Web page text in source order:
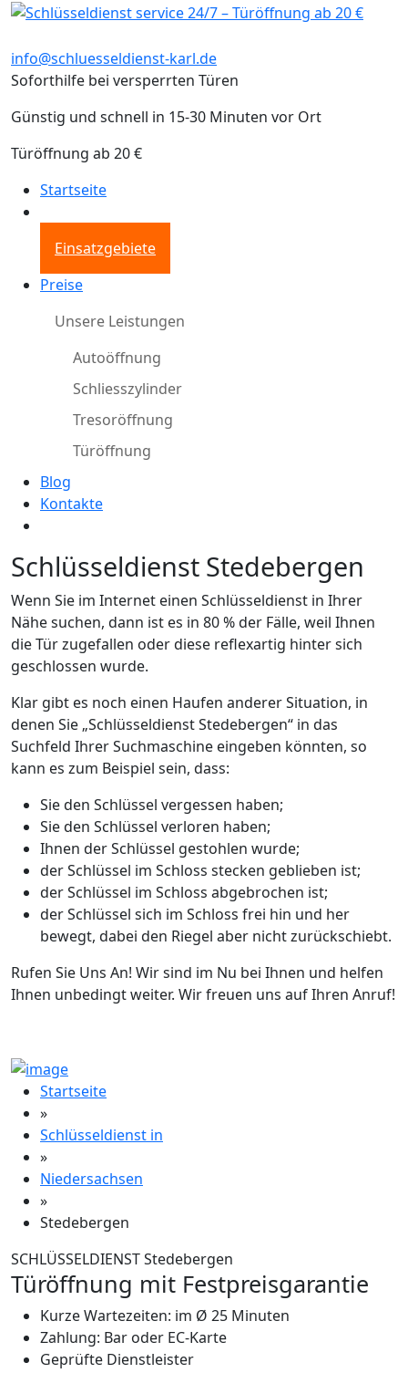
info@schluesseldienst-karl.de
Soforthilfe bei versperrten Türen
Günstig und schnell in 15-30 Minuten vor Ort
Türöffnung ab 20 €
Startseite
Einsatzgebiete
Preise
Unsere Leistungen
Autoöffnung
Schliesszylinder
Tresoröffnung
Türöffnung
Blog
Kontakte
Schlüsseldienst Stedebergen
Wenn Sie im Internet einen Schlüsseldienst in Ihrer
Nähe suchen, dann ist es in 80 % der Fälle, weil Ihnen
die Tür zugefallen oder diese reflexartig hinter sich
geschlossen wurde.
Klar gibt es noch einen Haufen anderer Situation, in
denen Sie „Schlüsseldienst Stedebergen“ in das
Suchfeld Ihrer Suchmaschine eingeben könnten, so
kann es zum Beispiel sein, dass:
Sie den Schlüssel vergessen haben;
Sie den Schlüssel verloren haben;
Ihnen der Schlüssel gestohlen wurde;
der Schlüssel im Schloss stecken geblieben ist;
der Schlüssel im Schloss abgebrochen ist;
der Schlüssel sich im Schloss frei hin und her
bewegt, dabei den Riegel aber nicht zurückschiebt.
Rufen Sie Uns An! Wir sind im Nu bei Ihnen und helfen
Ihnen unbedingt weiter. Wir freuen uns auf Ihren Anruf!
Startseite
»
Schlüsseldienst in
»
Niedersachsen
»
Stedebergen
SCHLÜSSELDIENST Stedebergen
Türöffnung mit Festpreisgarantie
Kurze Wartezeiten: im Ø 25 Minuten
Zahlung: Bar oder EC-Karte
Geprüfte Dienstleister